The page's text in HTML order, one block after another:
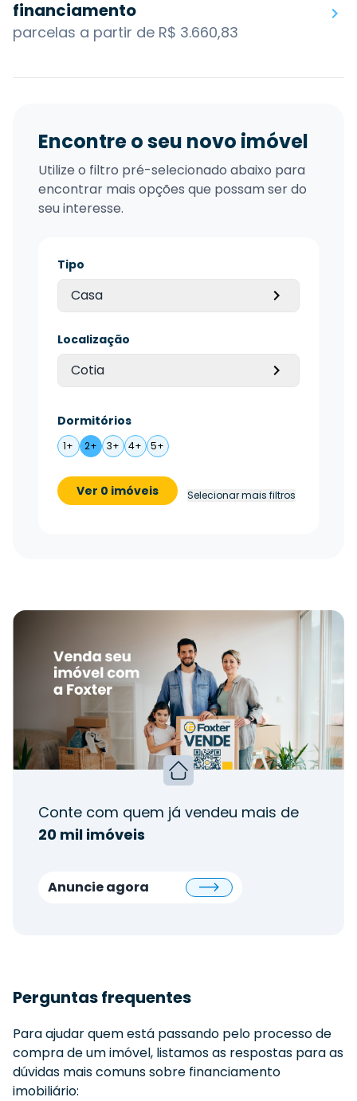
financiamento
parcelas a partir de R$ 3.660,83
Encontre o seu novo imóvel
Utilize o filtro pré-selecionado abaixo para
encontrar mais opções que possam ser do
seu interesse.
Tipo
Casa
Localização
Cotia
Dormitórios
1+ 2+ 3+ 4+ 5+
Ver 0 imóveis Selecionar mais filtros
Conte com quem já vendeu mais de
20 mil imóveis
Anuncie agora
Perguntas frequentes
Para ajudar quem está passando pelo processo de
compra de um imóvel, listamos as respostas para as
dúvidas mais comuns sobre financiamento
imobiliário: